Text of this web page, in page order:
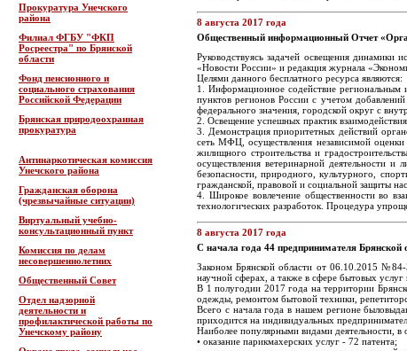
Прокуратура Унечского
района
Филиал ФГБУ "ФКП
Росреестра" по Брянской
области
Фонд пенсионного и
социального страхования
Российской Федерации
Брянская природоохранная
прокуратура
Антинаркотическая комиссия
Унечского района
Гражданская оборона
(чрезвычайные ситуации)
Виртуальный учебно-
консультационный пункт
Комиссия по делам
несовершеннолетних
Общественный Совет
Отдел надзорной
деятельности и
профилактической работы по
Унечскому району
8 августа 2017 года
Общественный информационный Отчет
Руководствуясь задачей освещения
«Новости России» и редакция журнала
Целями данного бесплатного ресурса являются:
1. Информационное содействие региональным
пунктов регионов России с учетом
федерального значения, городской округ с
2. Освещение успешных практик
3. Демонстрация приоритетных действий
сеть МФЦ, осуществления независимой оценки
жилищного строительства и
осуществления ветеринарной деятельности и
безопасности, природного, культурного,
гражданской, правовой и социальной защиты
4. Широкое вовлечение общественности во
технологических разработок. Процедура
8 августа 2017 года
С начала года 44 предпринимателя
Законом Брянской области от 06.10.2015 №84-
научной сферах, а также в сфере бытовых
В 1 полугодии 2017 года на территории
одежды, ремонтом бытовой техники,
Всего с начала года в нашем регионе
приходится на индивидуальных
Наиболее популярными видами деятельности,
• оказание парикмахерских услуг - 72 патента;